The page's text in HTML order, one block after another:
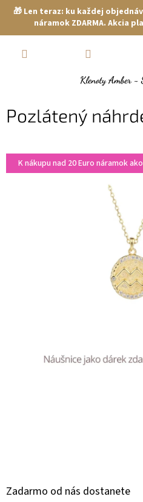
🎁 Len teraz: ku každej
náramok ZDARMA. Akcia
Pozlátený
K nákupu nad 20 Euro náramok
Zadarmo od nás dostanete